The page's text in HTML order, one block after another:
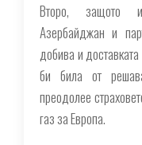
Второ, защото
Азербайджан и
добива и
би била от
преодолее
газ за Европа.